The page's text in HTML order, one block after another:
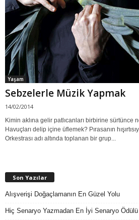
Yaşam
Sebzelerle Müzik Yapmak
14/02/2014
Kimin aklına gelir patlıcanları birbirine sürtünce
Havuçları delip içine üflemek? Pırasanın
Orkestrası adı altında toplanan bir grup...
Son Yazılar
Alışverişi Doğaçlamanın En Güzel Yolu
Hiç Senaryo Yazmadan En İyi Senaryo Ödülü